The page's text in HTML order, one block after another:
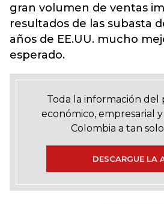
gran volumen de ventas
resultados de las subasta
años de EE.UU. mucho
esperado.
Toda la información del
económico, empresarial
Colombia a tan
DESCARGUE LA